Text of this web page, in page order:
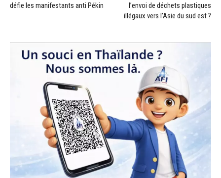
défie les manifestants anti Pékin
l’envoi de déchets plastiques
illégaux vers l’Asie du sud est ?